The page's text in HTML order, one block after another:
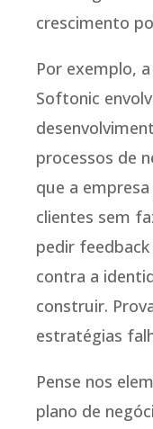
crescimento
Por exemplo,
Softonic
processos de
que a
clientes sem
pedir
contra a
construir.
estratégias
Pense nos
plano de